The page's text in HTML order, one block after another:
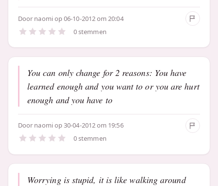
Door naomiop 06-10-2012 om 20:04
0 stemmen
You can only change for 2 reasons: You have
learned enough and you want to or you are hurt
enough and you have to
Door naomiop 30-04-2012 om 19:56
0 stemmen
Worrying is stupid, it is like walking around